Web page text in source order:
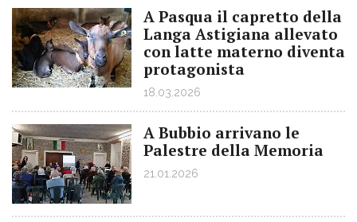
A Pasqua il capretto della
Langa Astigiana allevato
con latte materno diventa
protagonista
18.03.2026
A Bubbio arrivano le
Palestre della Memoria
21.01.2026